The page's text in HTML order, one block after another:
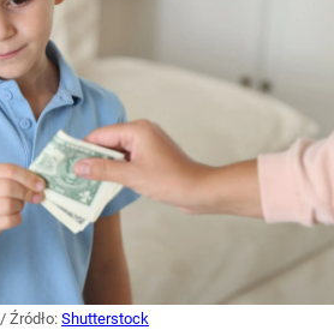
/ Źródło: Shutterstock